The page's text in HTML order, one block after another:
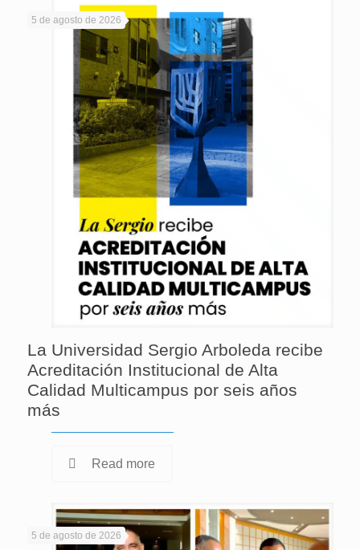
5 de agosto de 2026
La Universidad Sergio Arboleda recibe
Acreditación Institucional de Alta
Calidad Multicampus por seis años
más
Read more
5 de agosto de 2026